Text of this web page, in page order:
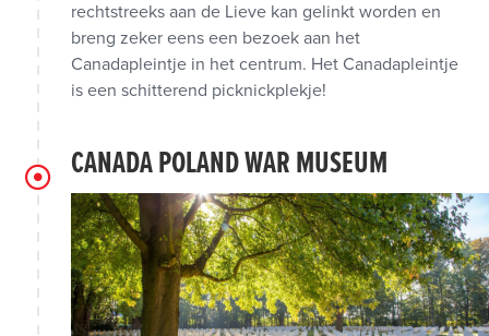
rechtstreeks aan de Lieve kan gelinkt worden en
breng zeker eens een bezoek aan het
Canadapleintje in het centrum. Het Canadapleintje
is een schitterend picknickplekje!
CANADA POLAND WAR MUSEUM